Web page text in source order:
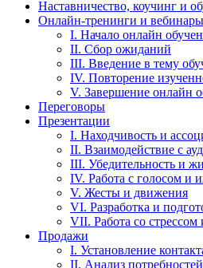
Наставничество, коучинг и
Онлайн-тренинги и вебинары
I. Начало онлайн
II. Сбор ожиданий
III. Введение в тему
IV. Повторение
V. Завершение онлайн
Переговоры
Презентации
I. Находчивость и
II. Взаимодействие с
III. Убедительность и
IV. Работа с голосом и
V. Жесты и движения
VI. Разработка и
VII. Работа со
Продажи
I. Установление
II. Анализ потребностей